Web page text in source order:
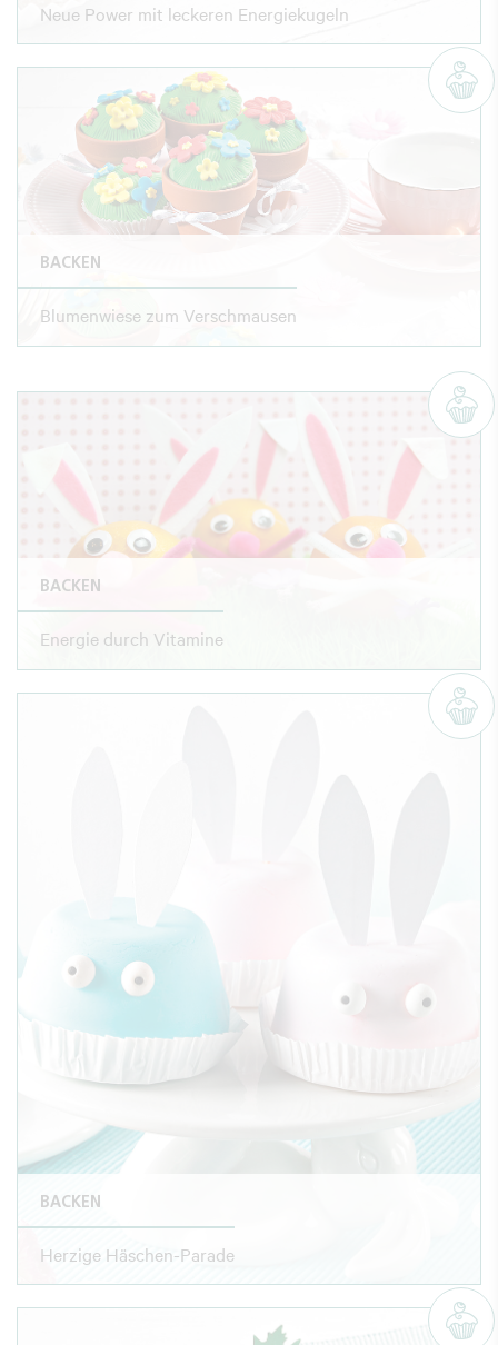
Neue Power mit leckeren Energiekugeln
BACKEN
Blumenwiese zum Verschmausen
BACKEN
Energie durch Vitamine
BACKEN
Herzige Häschen-Parade